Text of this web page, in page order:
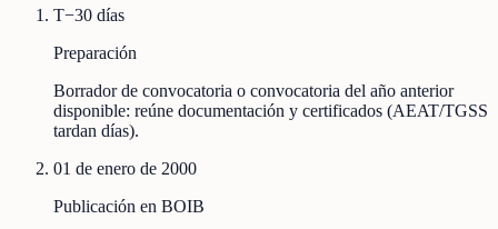
T−30 días
Preparación
Borrador de convocatoria o convocatoria del año anterior
disponible: reúne documentación y certificados (AEAT/TGSS
tardan días).
01 de enero de 2000
Publicación en BOIB